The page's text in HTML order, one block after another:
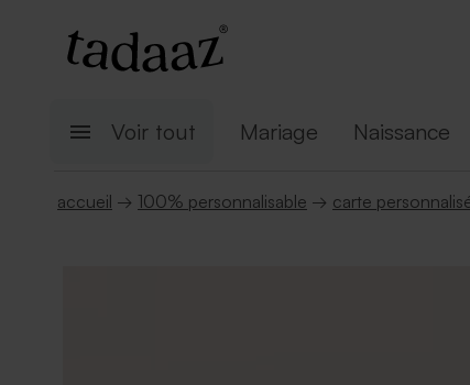
Voir tout Mariage Naissance
accueil → 100% personnalisable → carte